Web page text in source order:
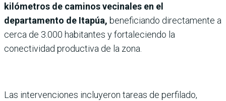
kilómetros de caminos vecinales en el
departamento de Itapúa, beneficiando directamente a
cerca de 3.000 habitantes y fortaleciendo la
conectividad productiva de la zona.
Las intervenciones incluyeron tareas de perfilado,